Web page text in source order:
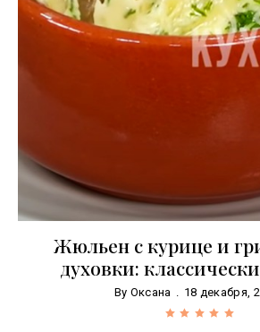
Жюльен с курице и
духовки:
By Оксана 18 декабря,